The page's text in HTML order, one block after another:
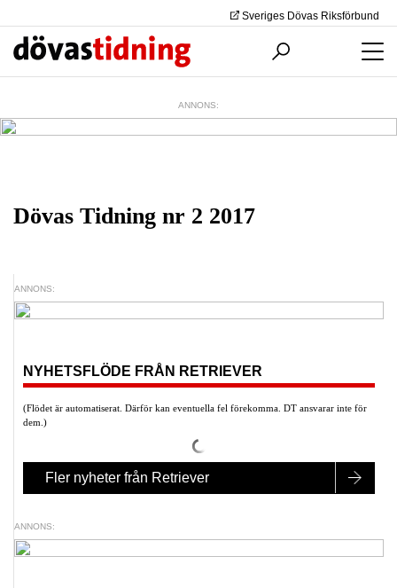
Sveriges Dövas Riksförbund
ANNONS:
Dövas Tidning nr 2 2017
ANNONS:
NYHETSFLÖDE FRÅN RETRIEVER
(Flödet är automatiserat. Därför kan eventuella fel förekomma. DT ansvarar inte för
dem.)
Fler nyheter från Retriever
ANNONS: